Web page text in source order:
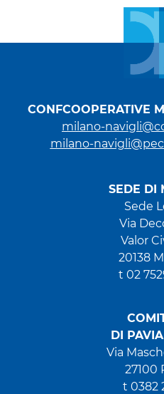
CONFCOOPERATIVE
milano-
milano-
SEDE DI
Sede
Via
Valor
20138
t 02
DI
Via
27100
t 0382